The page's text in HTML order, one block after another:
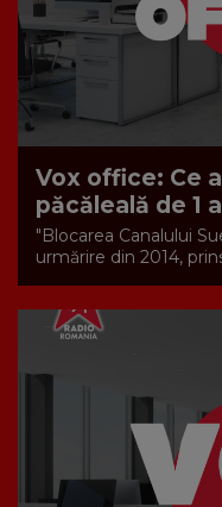
Vox office: Ce
păcăleală de 1
"Blocarea Canalului
urmărire din 2014,